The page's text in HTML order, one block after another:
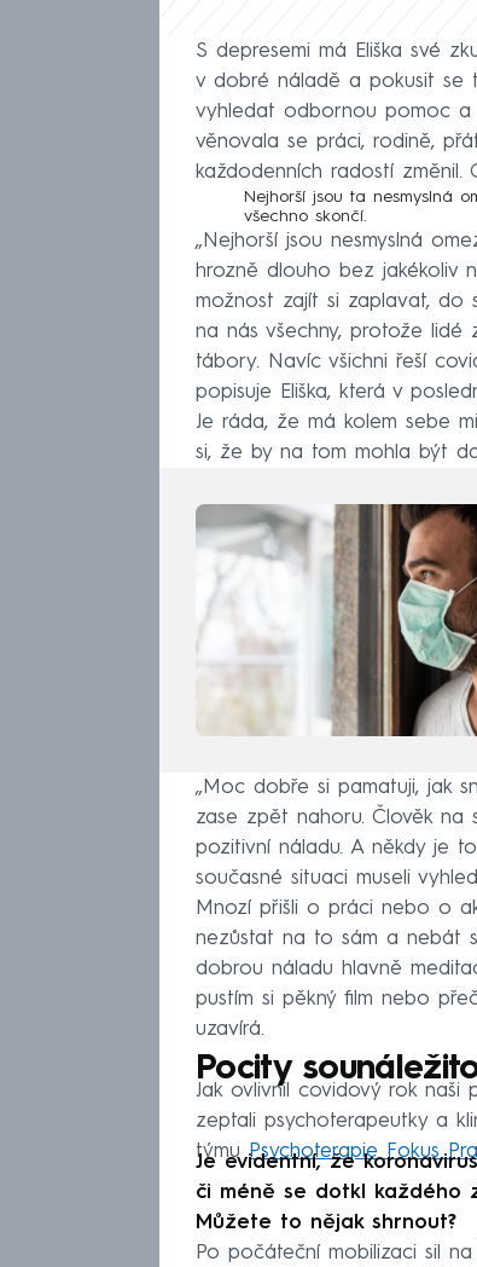
S depresemi má Eliška své
v dobré náladě a pokusit se
vyhledat odbornou pomoc a
věnovala se práci, rodině,
každodenních radostí změnil.
Nejhorší jsou ta nesmyslná
všechno skončí.
„Nejhorší jsou nesmyslná
hrozně dlouho bez jakékoliv
možnost zajít si zaplavat, do
na nás všechny, protože lidé
tábory. Navíc všichni řeší
popisuje Eliška, která v
Je ráda, že má kolem sebe
si, že by na tom mohla být
„Moc dobře si pamatuji, jak
zase zpět nahoru. Člověk na
pozitivní náladu. A někdy je
současné situaci museli
Mnozí přišli o práci nebo o
nezůstat na to sám a nebát
dobrou náladu hlavně
pustím si pěkný film nebo
uzavírá.
Pocity
Jak ovlivnil covidový rok naši
zeptali psychoterapeutky a
týmu Psychoterapie Fokus
Je evidentní, že
či méně se dotkl každého
Můžete to nějak shrnout?
Po počáteční mobilizaci sil